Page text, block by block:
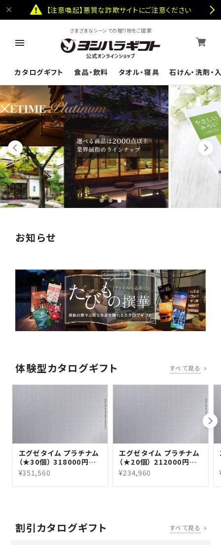
【注意喚起】悪質な詐欺サイトにご注意ください
さまざまなシーンでの贈り物をご提案
カタログギフト 食品・飲料 タオル・寝具 石けん・洗剤・
お知らせ
体験型カタログギフト すべて見る
エグゼタイム プラチナム
（★30個） 318000円コ
ース（2年期限版）
¥351,560
エグゼタイム プラチナム
（★20個） 212000円コ
ース（2年期限版）
¥234,960
割引カタログギフト すべて見る